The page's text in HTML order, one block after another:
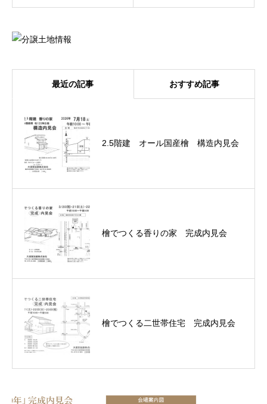
最近の記事 おすすめ記事
2.5階建 オール国産檜 構造内見会
檜でつくる香りの家 完成内見会
檜でつくる二世帯住宅 完成内見会